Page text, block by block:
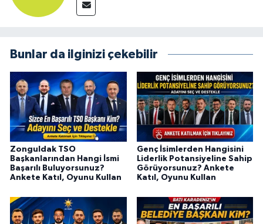
Bunlar da ilginizi çekebilir
Zonguldak TSO
Başkanlarından Hangi İsmi
Başarılı Buluyorsunuz?
Ankete Katıl, Oyunu Kullan
Genç İsimlerden Hangisini
Liderlik Potansiyeline Sahip
Görüyorsunuz? Ankete
Katıl, Oyunu Kullan